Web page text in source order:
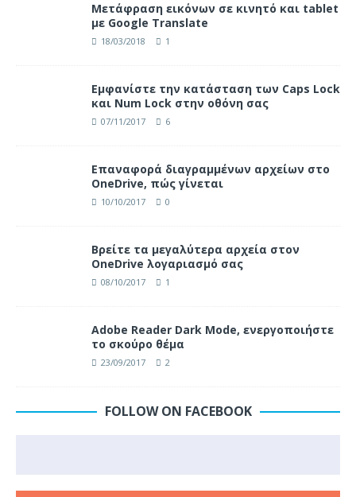
Μετάφραση εικόνων σε κινητό και tablet
με Google Translate
18/03/2018 1
Eμφανίστε την κατάσταση των Caps Lock
και Num Lock στην οθόνη σας
07/11/2017 6
Επαναφορά διαγραμμένων αρχείων στο
OneDrive, πώς γίνεται
10/10/2017 0
Βρείτε τα μεγαλύτερα αρχεία στον
OneDrive λογαριασμό σας
08/10/2017 1
Adobe Reader Dark Mode, ενεργοποιήστε
το σκούρο θέμα
23/09/2017 2
FOLLOW ON FACEBOOK